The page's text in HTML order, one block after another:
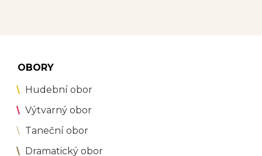
OBORY
Hudební obor
Výtvarný obor
Taneční obor
Dramatický obor